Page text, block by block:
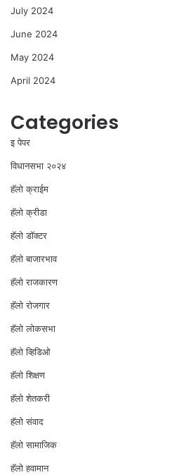
July 2024
June 2024
May 2024
April 2024
Categories
इ पेपर
विधानसभा २०२४
⁠हॅलो क्राईम
हॅलो क्रीडा
हॅलो डॉक्टर
हॅलो बाजारभाव
हॅलो राजकारण
⁠हॅलो रोजगार
हॅलो लोकसभा
⁠हॅलो व्हिडिओ
हॅलो शिक्षण
⁠हॅलो शेतकरी
⁠हॅलो संवाद
हॅलो सामाजिक
हॅलो हवामान